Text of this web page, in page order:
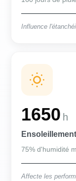
Influence
1650 h
75% d'humidité
Affecte les